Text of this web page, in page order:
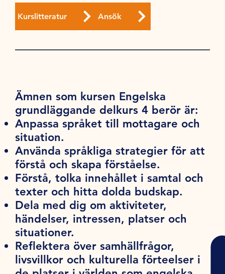
Kurslitteratur Ansök
Ämnen som kursen Engelska
grundläggande delkurs 4 berör är:
Anpassa språket till mottagare och
situation.
Använda språkliga strategier för att
förstå och skapa förståelse.
Förstå, tolka innehållet i samtal och
texter och hitta dolda budskap.
Dela med dig om aktiviteter,
händelser, intressen, platser och
situationer.
Reflektera över samhällfrågor,
livsvillkor och kulturella förteelser i